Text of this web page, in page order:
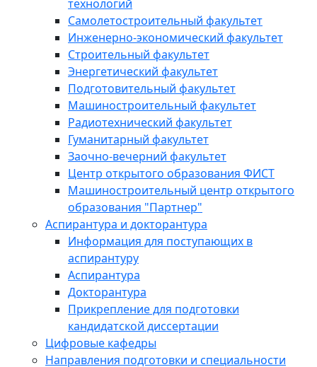
технологий
Самолетостроительный факультет
Инженерно-экономический факультет
Строительный факультет
Энергетический факультет
Подготовительный факультет
Машиностроительный факультет
Радиотехнический факультет
Гуманитарный факультет
Заочно-вечерний факультет
Центр открытого образования ФИСТ
Машиностроительный центр открытого
образования "Партнер"
Аспирантура и докторантура
Информация для поступающих в
аспирантуру
Аспирантура
Докторантура
Прикрепление для подготовки
кандидатской диссертации
Цифровые кафедры
Направления подготовки и специальности